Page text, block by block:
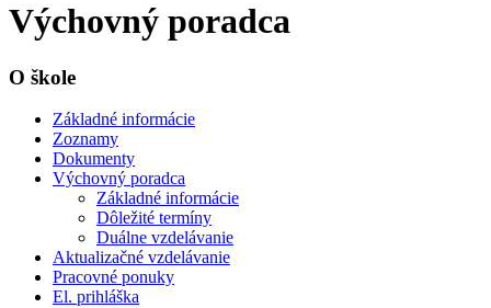
Výchovný poradca
O škole
Základné informácie
Zoznamy
Dokumenty
Výchovný poradca
Základné informácie
Dôležité termíny
Duálne vzdelávanie
Aktualizačné vzdelávanie
Pracovné ponuky
El. prihláška